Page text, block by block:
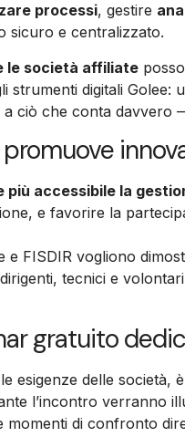
processi, gestire
sicuro e centralizzato.
le società affiliate
strumenti digitali Golee:
a ciò che conta davvero
più accessibile la
e favorire la
FISDIR vogliono
tecnici e
gratuito
esigenze delle società,
l’incontro verranno
momenti di confronto